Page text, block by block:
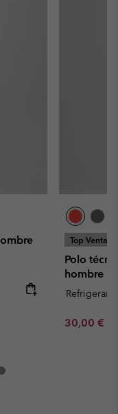
Top Ventas
Polo
hombre
Minimum
30,00 €